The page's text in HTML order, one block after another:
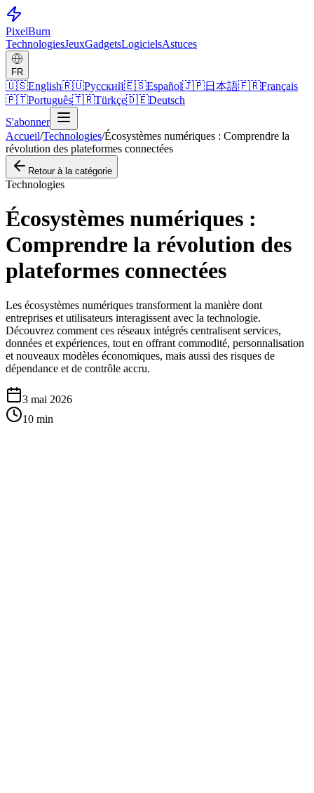
PixelBurn
TechnologiesJeuxGadgetsLogicielsAstuces
FR
🇺🇸English🇷🇺Русский🇪🇸Español🇯🇵日本語🇫🇷Français
🇵🇹Português🇹🇷Türkçe🇩🇪Deutsch
S'abonner
Accueil/Technologies/Écosystèmes numériques : Comprendre la
révolution des plateformes connectées
Retour à la catégorie
Technologies
Écosystèmes numériques :
Comprendre la révolution des
plateformes connectées
Les écosystèmes numériques transforment la manière dont
entreprises et utilisateurs interagissent avec la technologie.
Découvrez comment ces réseaux intégrés centralisent services,
données et expériences, tout en offrant commodité, personnalisation
et nouveaux modèles économiques, mais aussi des risques de
dépendance et de contrôle accru.
3 mai 2026
10 min